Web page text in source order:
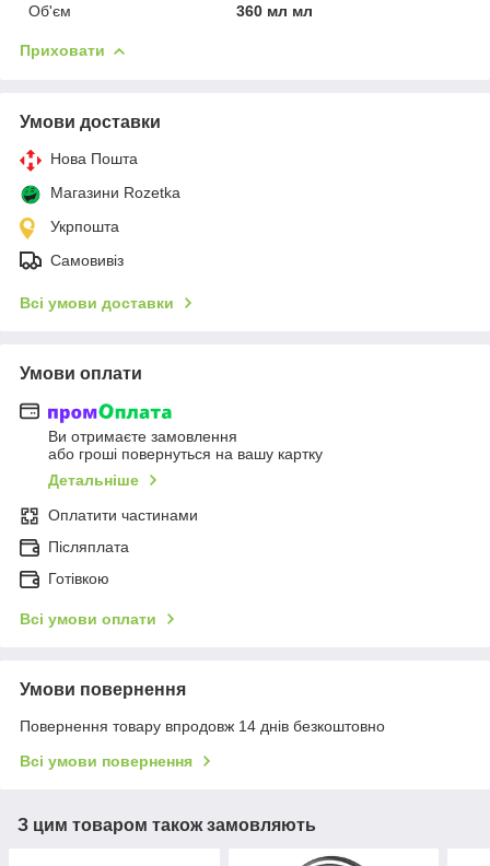
Об'єм
360 мл мл
Приховати
Умови доставки
Нова Пошта
Магазини Rozetka
Укрпошта
Самовивіз
Всі умови доставки
Умови оплати
Ви отримаєте замовлення
або гроші повернуться на вашу картку
Детальніше
Оплатити частинами
Післяплата
Готівкою
Всі умови оплати
Умови повернення
Повернення товару впродовж 14 днів безкоштовно
Всі умови повернення
З цим товаром також замовляють